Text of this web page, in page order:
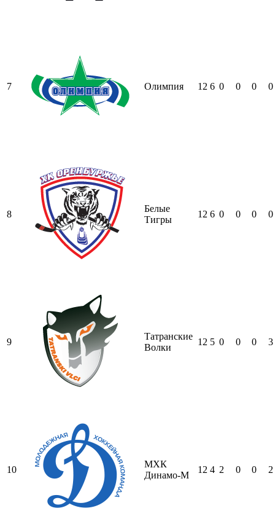
7 Олимпия 12 6 0 0 0 0
8
Белые
Тигры
12 6 0 0 0 0
9
Татранские
Волки
12 5 0 0 0 3
10
МХК
Динамо-М
12 4 2 0 0 2